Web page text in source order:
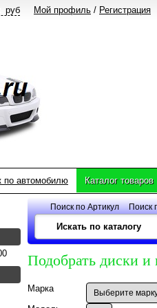
руб Мой профиль / Регистрация
по автомобилю Каталог товаров
Поиск по Артикул Поиск
Подобрать диски
Марка